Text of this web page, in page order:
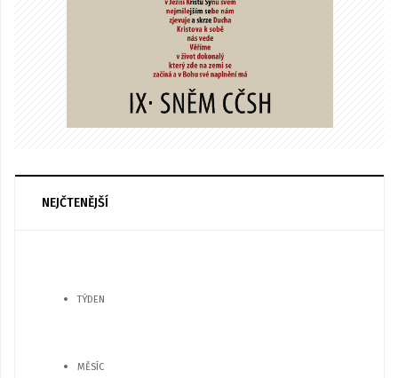
NEJČTENĚJŠÍ
TÝDEN
MĚSÍC